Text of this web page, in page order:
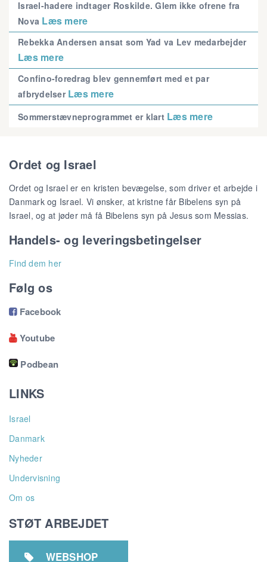
Israel-hadere indtager Roskilde. Glem ikke ofrene fra
Nova Læs mere
Rebekka Andersen ansat som Yad va Lev medarbejder
Læs mere
Confino-foredrag blev gennemført med et par
afbrydelser Læs mere
Sommerstævneprogrammet er klart Læs mere
Ordet og Israel
Ordet og Israel er en kristen bevægelse, som driver et arbejde i
Danmark og Israel. Vi ønsker, at kristne får Bibelens syn på
Israel, og at jøder må få Bibelens syn på Jesus som Messias.
Handels- og leveringsbetingelser
Find dem her
Følg os
Facebook
Youtube
Podbean
LINKS
Israel
Danmark
Nyheder
Undervisning
Om os
STØT ARBEJDET
 WEBSHOP